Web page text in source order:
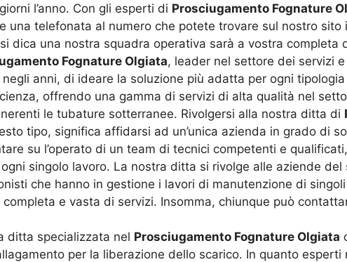
l’anno. Con gli esperti di Prosciugamento Fognature
una telefonata al numero che potete trovare sul nostro sito
dica una nostra squadra operativa sarà a vostra
Fognature Olgiata, leader nel settore dei servizi
negli anni, di ideare la soluzione più adatta per ogni
offrendo una gamma di servizi di alta qualità nel
le tubature sotterranee. Rivolgersi alla nostra ditta di
tipo, significa affidarsi ad un’unica azienda in grado di
su l’operato di un team di tecnici competenti e
singolo lavoro. La nostra ditta si rivolge alle aziende
che hanno in gestione i lavori di manutenzione di
e vasta di servizi. Insomma, chiunque può
ditta specializzata nel Prosciugamento Fognature Olgiata
per la liberazione dello scarico. In quanto